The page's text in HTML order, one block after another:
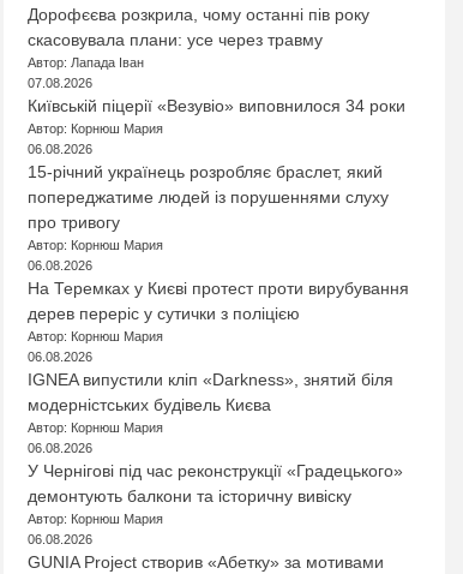
Дорофєєва розкрила, чому останні пів року
скасовувала плани: усе через травму
Автор: Лапада Іван
07.08.2026
Київській піцерії «Везувіо» виповнилося 34 роки
Автор: Корнюш Мария
06.08.2026
15-річний українець розробляє браслет, який
попереджатиме людей із порушеннями слуху
про тривогу
Автор: Корнюш Мария
06.08.2026
На Теремках у Києві протест проти вирубування
дерев переріс у сутички з поліцією
Автор: Корнюш Мария
06.08.2026
IGNEA випустили кліп «Darkness», знятий біля
модерністських будівель Києва
Автор: Корнюш Мария
06.08.2026
У Чернігові під час реконструкції «Градецького»
демонтують балкони та історичну вивіску
Автор: Корнюш Мария
06.08.2026
GUNIA Project створив «Абетку» за мотивами